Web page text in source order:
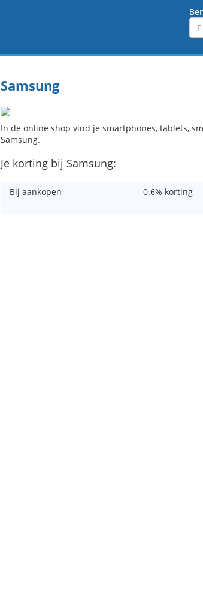
Samsung
In de online shop vind je smartphones, tablets,
Samsung.
Je korting bij Samsung:
Bij aankopen 0.6% korting